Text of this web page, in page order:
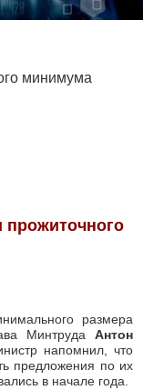
минимума
размера
Минтруда Антон
напомнил, что
предложения по их
в начале года.